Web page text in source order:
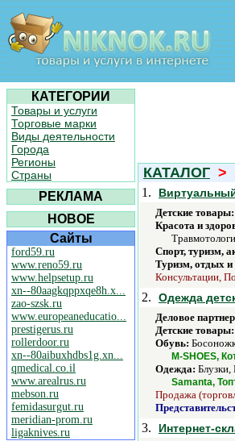
КАТЕГОРИИ
Товары и услуги
Торговые марки
Виды деятельности
Города
Регионы
Страны
РЕКЛАМА
НОВОЕ
Сайты
ford59.ru
www.reno59.ru
www.helpsetup.ru
xn--80aagkqppxqe8h.x...
zao-szsk.ru
www.europeaneducatio...
prestigerus.ru
rollerdoor.ru
xn--80aibuxhdbs1g.xn...
qmedical.co.il
www.arealrus.ru
mebson.ru
femidasurgut.ru
meridian-prom.ru
ligaknives.ru
КАТАЛОГ >
1.
Детские товары:
Красота и
Спорт, туризм,
Туризм, отдых и
Консультации,
2. Одежда
Деловое
Детские товары:
Обувь:
M-SHOES,
Одежда:
Samanta,
Продажа
3. Интернет-